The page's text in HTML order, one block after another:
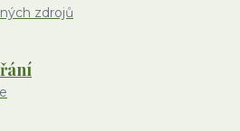
zdrojů